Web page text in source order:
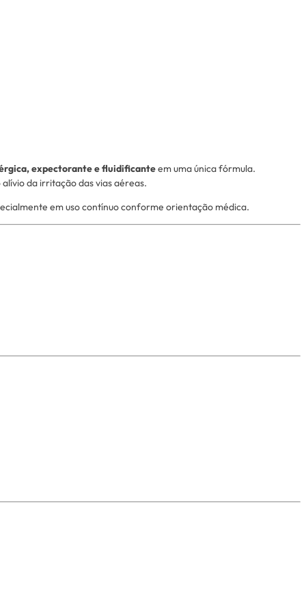
expectorante e fluidificanteem uma única fórmula.
da irritação das vias aéreas.
em uso contínuo conforme orientação médica.